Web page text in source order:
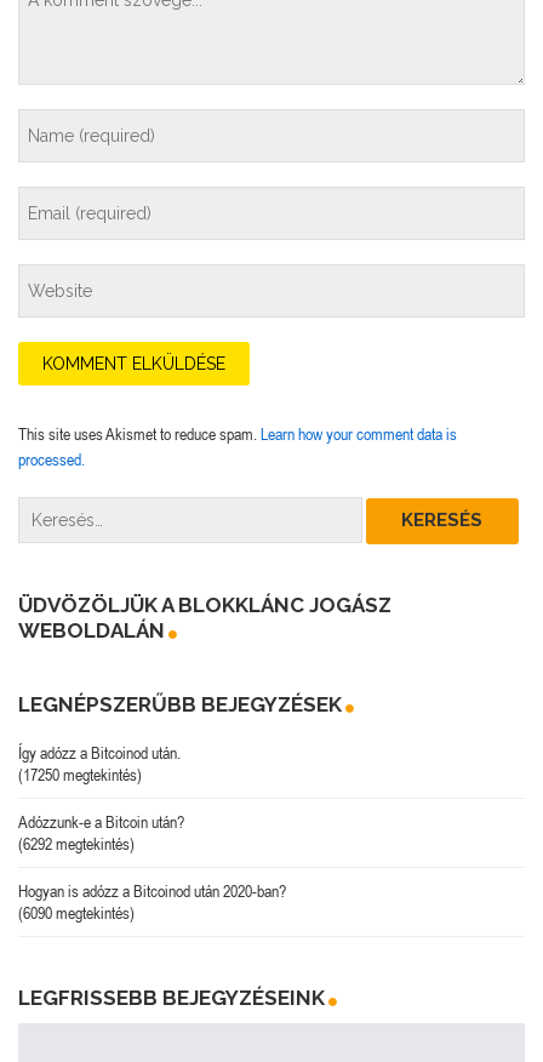
This site uses Akismet to reduce spam. Learn how your comment data is
processed.
ÜDVÖZÖLJÜK A BLOKKLÁNC JOGÁSZ
WEBOLDALÁN
LEGNÉPSZERŰBB BEJEGYZÉSEK
Így adózz a Bitcoinod után.
(17250 megtekintés)
Adózzunk-e a Bitcoin után?
(6292 megtekintés)
Hogyan is adózz a Bitcoinod után 2020-ban?
(6090 megtekintés)
LEGFRISSEBB BEJEGYZÉSEINK